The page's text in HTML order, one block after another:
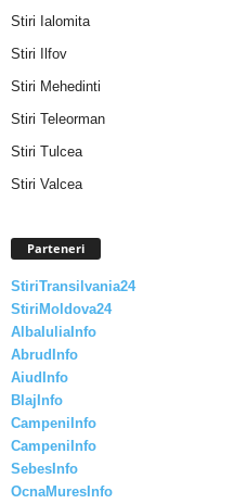
Stiri Ialomita
Stiri Ilfov
Stiri Mehedinti
Stiri Teleorman
Stiri Tulcea
Stiri Valcea
Parteneri
StiriTransilvania24
StiriMoldova24
AlbaIuliaInfo
AbrudInfo
AiudInfo
BlajInfo
CampeniInfo
CampeniInfo
SebesInfo
OcnaMuresInfo